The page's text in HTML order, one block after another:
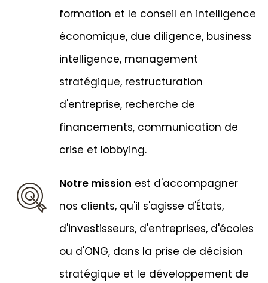
formation et le conseil en intelligence
économique, due diligence, business
intelligence, management
stratégique, restructuration
d'entreprise, recherche de
financements, communication de
crise et lobbying.
Notre mission est d'accompagner
nos clients, qu'il s'agisse d'États,
d'investisseurs, d'entreprises, d'écoles
ou d'ONG, dans la prise de décision
stratégique et le développement de